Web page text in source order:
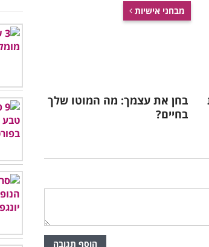
מבחני אישיות
בחן את עצמך: מה המוטו שלך
בחיים?
הוסף תגובה